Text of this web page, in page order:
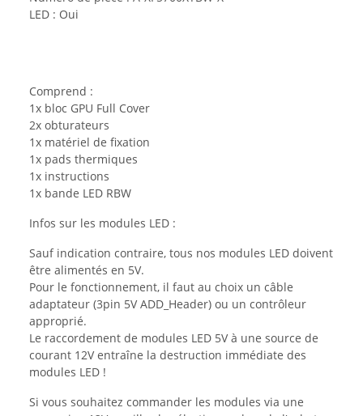
LED : Oui
Comprend :
1x bloc GPU Full Cover
2x obturateurs
1x matériel de fixation
1x pads thermiques
1x instructions
1x bande LED RBW
Infos sur les modules LED :
Sauf indication contraire, tous nos modules LED doivent
être alimentés en 5V.
Pour le fonctionnement, il faut au choix un câble
adaptateur (3pin 5V ADD_Header) ou un contrôleur
approprié.
Le raccordement de modules LED 5V à une source de
courant 12V entraîne la destruction immédiate des
modules LED !
Si vous souhaitez commander les modules via une